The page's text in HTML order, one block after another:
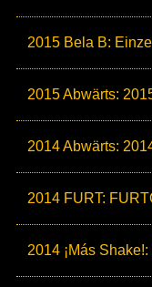
2015 Bela B:
2015 Abwärts:
2014 Abwärts:
2014 FURT:
2014 ¡Más